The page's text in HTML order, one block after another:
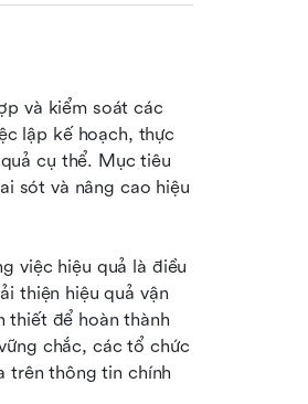
và kiểm soát các
lập kế hoạch, thực
cụ thể. Mục tiêu
sót và nâng cao hiệu
việc hiệu quả là điều
thiện hiệu quả vận
thiết để hoàn thành
chắc, các tổ chức
trên thông tin chính